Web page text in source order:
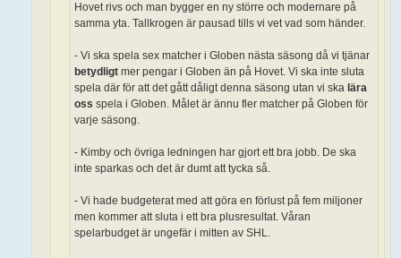
Hovet rivs och man bygger en ny större och modernare på
samma yta. Tallkrogen är pausad tills vi vet vad som händer.
- Vi ska spela sex matcher i Globen nästa säsong då vi tjänar
betydligt mer pengar i Globen än på Hovet. Vi ska inte sluta
spela där för att det gått dåligt denna säsong utan vi ska lära
oss spela i Globen. Målet är ännu fler matcher på Globen för
varje säsong.
- Kimby och övriga ledningen har gjort ett bra jobb. De ska
inte sparkas och det är dumt att tycka så.
- Vi hade budgeterat med att göra en förlust på fem miljoner
men kommer att sluta i ett bra plusresultat. Våran
spelarbudget är ungefär i mitten av SHL.